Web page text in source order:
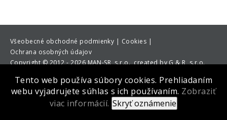
Všeobecné obchodné podmienky | Cookies |
Ochrana osobných údajov
Copyright©2012 - 2026 MAN-SR, s.r.o., created by G & R, s.r.o.
Tento web používa súbory cookies. Prehliadaním
webu vyjadrujete súhlas s ich používaním. Zobraziť
viac informácií.